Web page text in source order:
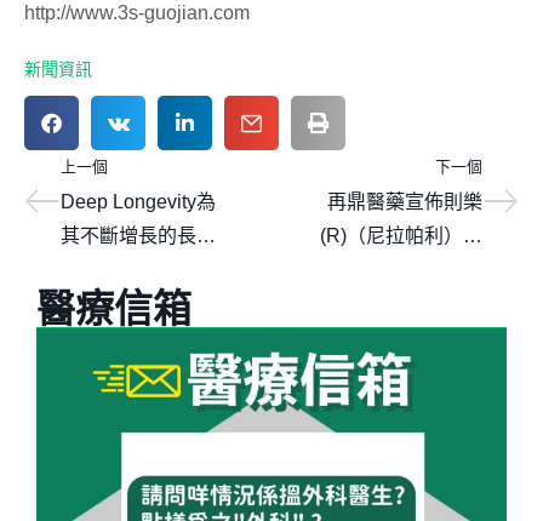
http://www.3s-guojian.com
新聞資訊
上一個
Deep Longevity為
其不斷增長的長壽
Hire Healthy
International
Medical Clinics及
Peak 1 Wellness
三個醫療組織
下一個
再鼎醫藥宣佈則樂
(R)（尼拉帕利）被
醫療信箱